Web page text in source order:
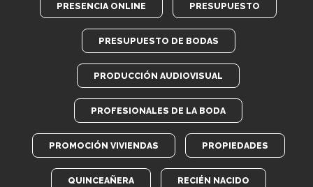
PRESENCIA ONLINE PRESUPUESTO
PRESUPUESTO DE BODAS
PRODUCCIÓN AUDIOVISUAL
PROFESIONALES DE LA BODA
PROMOCIÓN VIVIENDAS PROPIEDADES
QUINCEAÑERA RECIÉN NACIDO